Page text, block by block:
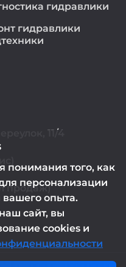
гидравлики
гидравлики
11/4
продаж)
понимания того, как
персонализации
вашего опыта.
сайт, вы
cookies и